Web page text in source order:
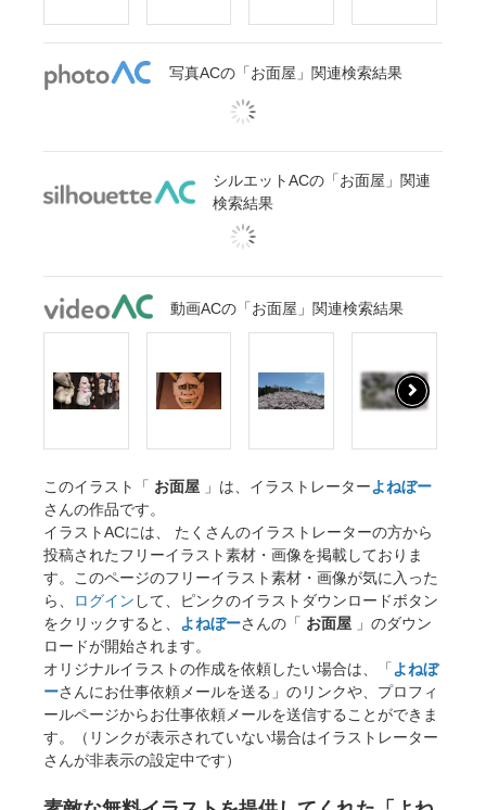
写真ACの「お面屋」関連検索結果
シルエットACの「お面屋」関連
検索結果
動画ACの「お面屋」関連検索結果
このイラスト「 お面屋 」は、イラストレーターよねぼー
さんの作品です。
イラストACには、 たくさんのイラストレーターの方から
投稿されたフリーイラスト素材・画像を掲載しておりま
す。このページのフリーイラスト素材・画像が気に入った
ら、
ログイン して、ピンクのイラストダウンロードボタン
をクリックすると、 よねぼーさんの「 お面屋 」のダウン
ロードが開始されます。
オリジナルイラストの作成を依頼したい場合は、「よねぼ
ーさんにお仕事依頼メールを送る」のリンクや、プロフィ
ールページからお仕事依頼メールを送信することができま
す。（リンクが表示されていない場合はイラストレーター
さんが非表示の設定中です）